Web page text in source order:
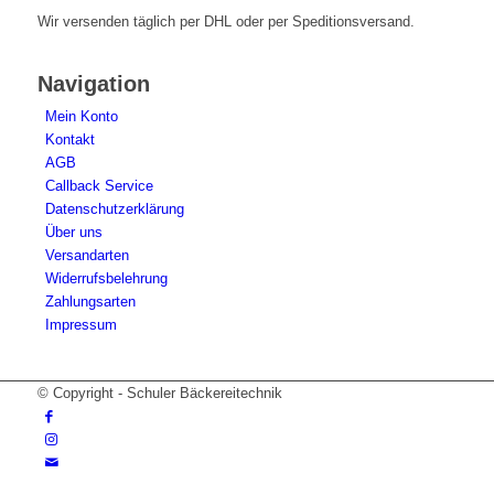
Wir versenden täglich per DHL oder per Speditionsversand.
Navigation
Mein Konto
Kontakt
AGB
Callback Service
Datenschutzerklärung
Über uns
Versandarten
Widerrufsbelehrung
Zahlungsarten
Impressum
© Copyright - Schuler Bäckereitechnik